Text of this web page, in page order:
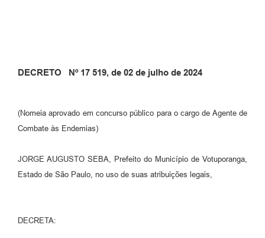
Audiências Públicas
Links
Emprega
DECRETO Nº 17 519, de 02 de julho de 2024
(Nomeia aprovado em concurso público para o cargo de Agente de
Combate às Endemias)
JORGE AUGUSTO SEBA, Prefeito do Município de Votuporanga,
Estado de São Paulo, no uso de suas atribuições legais,
DECRETA: